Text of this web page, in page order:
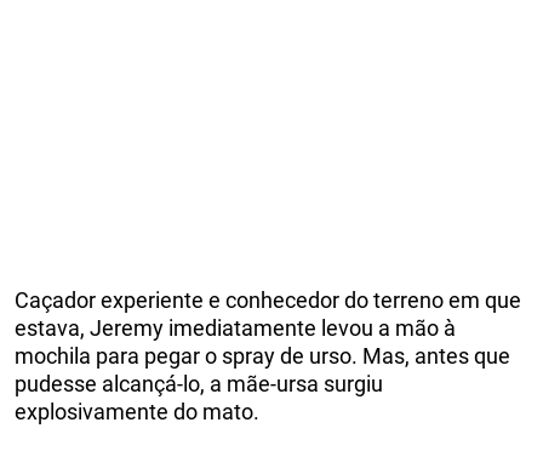
Caçador experiente e conhecedor do terreno em que
estava, Jeremy imediatamente levou a mão à
mochila para pegar o spray de urso. Mas, antes que
pudesse alcançá-lo, a mãe-ursa surgiu
explosivamente do mato.